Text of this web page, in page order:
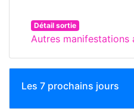
Détail sortie
Autres manifestations
Les 7 prochains jours